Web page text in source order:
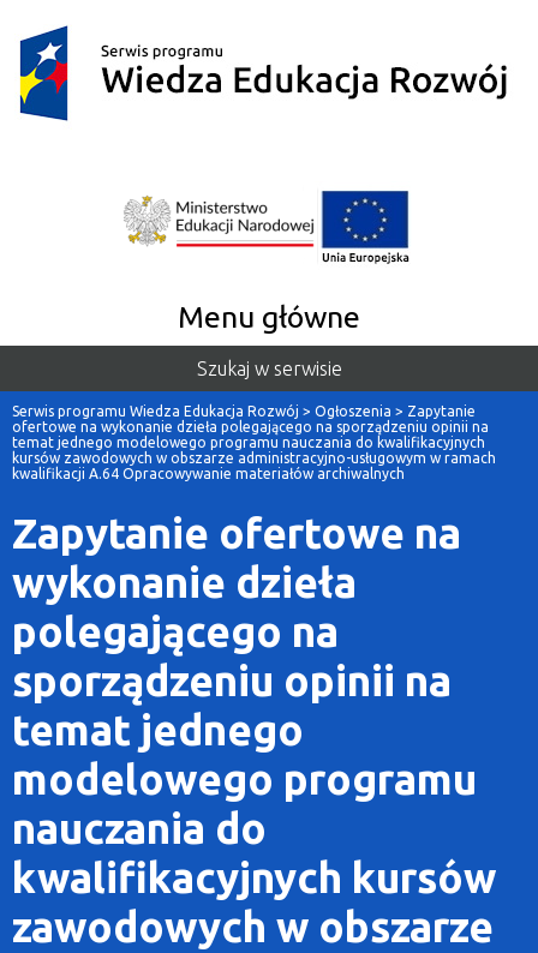
Menu główne
Szukaj w serwisie
Serwis programu Wiedza Edukacja Rozwój > Ogłoszenia > Zapytanie
ofertowe na wykonanie dzieła polegającego na sporządzeniu opinii na
temat jednego modelowego programu nauczania do kwalifikacyjnych
kursów zawodowych w obszarze administracyjno-usługowym w ramach
kwalifikacji A.64 Opracowywanie materiałów archiwalnych
Zapytanie ofertowe na
wykonanie dzieła
polegającego na
sporządzeniu opinii na
temat jednego
modelowego programu
nauczania do
kwalifikacyjnych kursów
zawodowych w obszarze